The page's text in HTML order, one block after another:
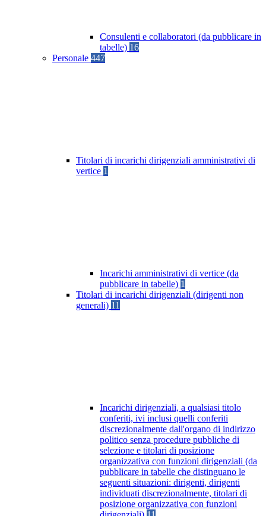
Consulenti e collaboratori (da pubblicare in
tabelle) 16
Personale 447
Titolari di incarichi dirigenziali amministrativi di
vertice 1
Incarichi amministrativi di vertice (da
pubblicare in tabelle) 1
Titolari di incarichi dirigenziali (dirigenti non
generali) 11
Incarichi dirigenziali, a qualsiasi titolo
conferiti, ivi inclusi quelli conferiti
discrezionalmente dall'organo di indirizzo
politico senza procedure pubbliche di
selezione e titolari di posizione
organizzativa con funzioni dirigenziali (da
pubblicare in tabelle che distinguano le
seguenti situazioni: dirigenti, dirigenti
individuati discrezionalmente, titolari di
posizione organizzativa con funzioni